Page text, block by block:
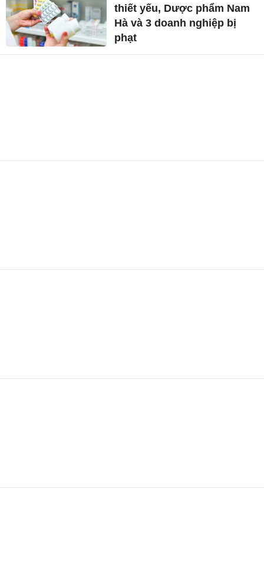
thiết yếu, Dược phẩm Nam
Hà và 3 doanh nghiệp bị
phạt